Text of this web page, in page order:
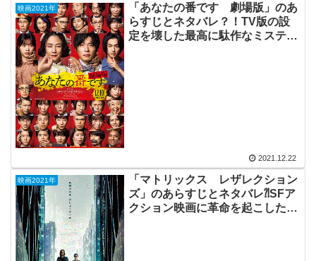
映画2021年
「あなたの番です 劇場版」のあ
らすじとネタバレ？！TV版の設
定を壊した最高に駄作なミステリ
2021.12.22
映画2021年
「マトリックス レザレクション
ズ」のあらすじとネタバレ⁈SFア
クション映画に革命を起こした作